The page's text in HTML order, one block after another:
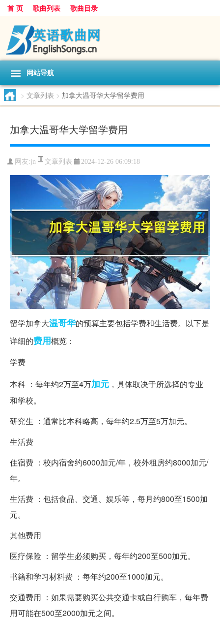
首 页 歌曲列表 歌曲目录
网站导航
> 文章列表 > 加拿大温哥华大学留学费用
加拿大温哥华大学留学费用
网友:jn 文章列表 2024-12-26 06:09:18
留学加拿大温哥华的预算主要包括学费和生活费。以下是
详细的费用概览：
学费
本科 ：每年约2万至4万加元 ，具体取决于所选择的专业
和学校。
研究生 ：通常比本科略高，每年约2.5万至5万加元。
生活费
住宿费 ：校内宿舍约6000加元/年，校外租房约8000加元/
年。
生活费 ：包括食品、交通、娱乐等，每月约800至1500加
元。
其他费用
医疗保险 ：留学生必须购买，每年约200至500加元。
书籍和学习材料费 ：每年约200至1000加元。
交通费用 ：如果需要购买公共交通卡或自行购车，每年费
用可能在500至2000加元之间。